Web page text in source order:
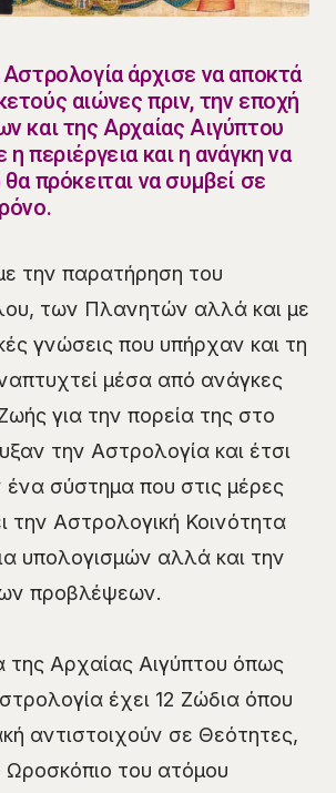
άρχισε να αποκτά
αιώνες πριν, την εποχή
και της Αρχαίας Αιγύπτου
περιέργεια και η ανάγκη να
πρόκειται να συμβεί σε
την παρατήρηση του
των Πλανητών αλλά και με
γνώσεις που υπήρχαν και τη
μέσα από ανάγκες
για την πορεία της στο
την Αστρολογία και έτσι
ένα σύστημα που στις μέρες
την Αστρολογική Κοινότητα
υπολογισμών αλλά και την
προβλέψεων.
της Αρχαίας Αιγύπτου όπως
έχει 12 Ζώδια όπου
αντιστοιχούν σε Θεότητες,
Ωροσκόπιο του ατόμου